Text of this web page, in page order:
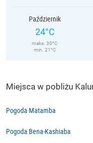
Październik
24°C
maks. 30°C
min. 21°C
Miejsca w pobliżu
Pogoda Matamba
Pogoda Bena-Kashiaba